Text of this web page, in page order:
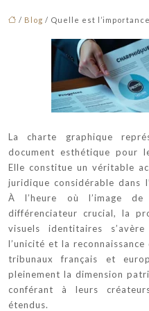
/ Blog / Quelle est
La charte graphique
document esthétique pour
Elle constitue un véritable
juridique considérable dans
À l’heure où l’image
différenciateur crucial, la
visuels identitaires
l’unicité et la
tribunaux français et
pleinement la dimension
conférant à leurs
étendus.